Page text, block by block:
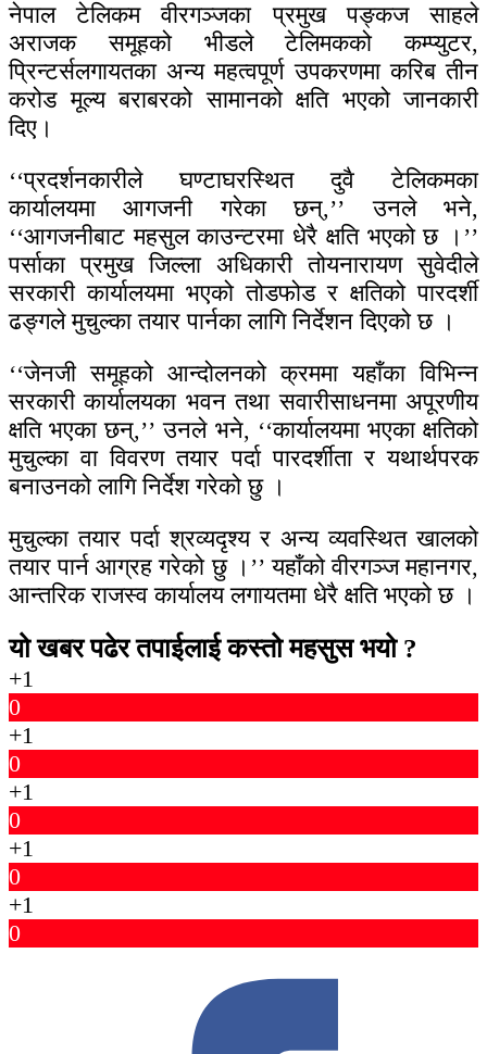
नेपाल टेलिकम वीरगञ्जका प्रमुख पङ्कज साहले
अराजक समूहको भीडले टेलिमकको कम्प्युटर,
प्रिन्टर्सलगायतका अन्य महत्वपूर्ण उपकरणमा करिब तीन
करोड मूल्य बराबरको सामानको क्षति भएको जानकारी
दिए।
‘‘प्रदर्शनकारीले घण्टाघरस्थित दुवै टेलिकमका
कार्यालयमा आगजनी गरेका छन्,’’ उनले भने,
‘‘आगजनीबाट महसुल काउन्टरमा धेरै क्षति भएको छ ।’’
पर्साका प्रमुख जिल्ला अधिकारी तोयनारायण सुवेदीले
सरकारी कार्यालयमा भएको तोडफोड र क्षतिको पारदर्शी
ढङ्गले मुचुल्का तयार पार्नका लागि निर्देशन दिएको छ ।
‘‘जेनजी समूहको आन्दोलनको क्रममा यहाँका विभिन्न
सरकारी कार्यालयका भवन तथा सवारीसाधनमा अपूरणीय
क्षति भएका छन्,’’ उनले भने, ‘‘कार्यालयमा भएका क्षतिको
मुचुल्का वा विवरण तयार पर्दा पारदर्शीता र यथार्थपरक
बनाउनको लागि निर्देश गरेको छु ।
मुचुल्का तयार पर्दा श्रव्यदृश्य र अन्य व्यवस्थित खालको
तयार पार्न आग्रह गरेको छु ।’’ यहाँको वीरगञ्ज महानगर,
आन्तरिक राजस्व कार्यालय लगायतमा धेरै क्षति भएको छ ।
यो खबर पढेर तपाईलाई कस्तो महसुस भयो ?
+1
0
+1
0
+1
0
+1
0
+1
0